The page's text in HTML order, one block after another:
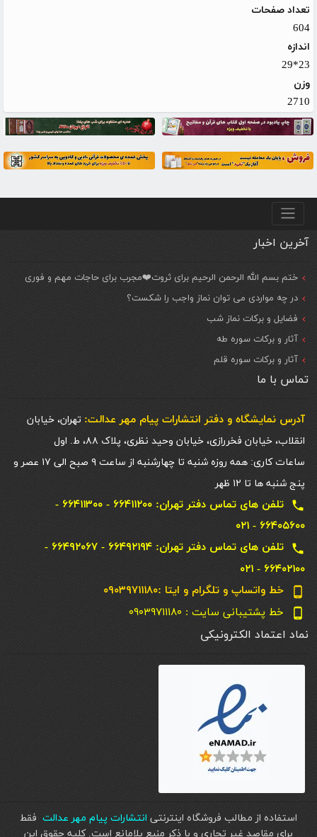
تعداد صفحات
604
اندازه
23*29
وزن
2710
منو پایین
آخرین اخبار
ختم بسم الله الرحمن الرحیم برای ثروت❤️مجرب برای حاجات مهم و فوری
در چه مواردی می توان نماز واجب را شکست؟
فضایل و برکات نماز شب
آثار و برکات سوره طه
آثار و برکات سوره قلم
تماس با ما
آدرس نمایشگاه و دفتر انتشارات پيام مهر عدالت: تهران، خیابان
انقلاب، خیابان فخررازی، خیابان وحید نظری، پلاک ۸۸، ط. اول
ساعات کاری: همه روزه شنبه تا چهارشنبه از ساعت ۹ صبح الی ۱۷ عصر و
پنج شنبه ها تا ۱۲ ظهر
local_phone
تلفن های تماس دفتر تهران: ۶۶۴۱۱۲۰۰ - ۶۶۴۱۱۳۰۰ -
۶۶۴۰۵۶۰۰ - ۰۲۱
local_phone
تلفن های تماس دفتر تهران: ۶۶۴۹۲۱۹۴ - ۶۶۴۹۲۰۶۷ -
۶۶۴۰۲۱۰۰ - ۰۲۱
phone_android خط واتساپ و تلگرام و ایتا :۰۹۰۳۹۷۱۱۱۸۰
phone_android خط پشتیبانی سایت : ۰۹۰۳۹۷۱۱۱۸۰
نماد اعتماد الکترونیکی
استفاده از مطالب فروشگاه اینترنتی انتشارات پیام مهر عدالت فقط
برای مقاصد غیر تجاری و با ذکر منبع بلامانع است. کليه حقوق اين